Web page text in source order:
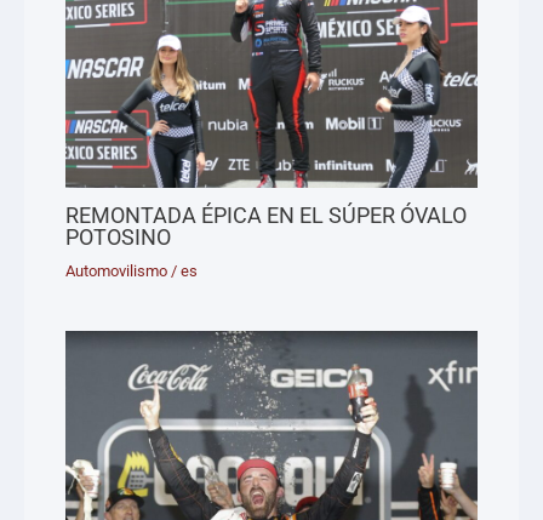
REMONTADA ÉPICA EN EL SÚPER ÓVALO
POTOSINO
Automovilismo /es